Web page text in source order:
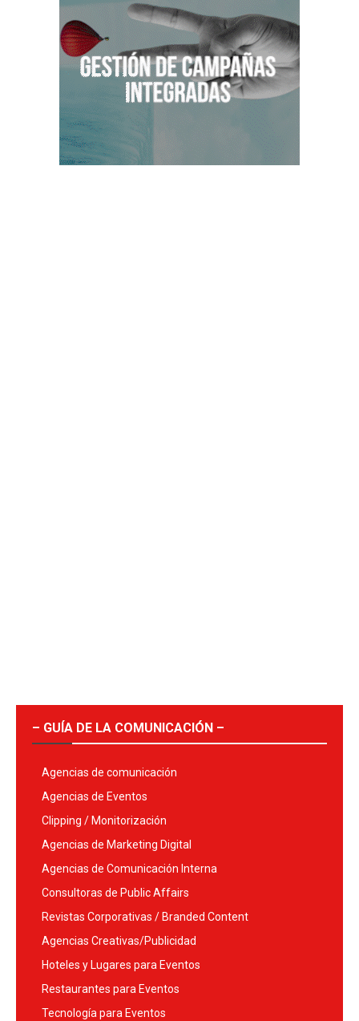
– GUÍA DE LA COMUNICACIÓN –
Agencias de comunicación
Agencias de Eventos
Clipping / Monitorización
Agencias de Marketing Digital
Agencias de Comunicación Interna
Consultoras de Public Affairs
Revistas Corporativas / Branded Content
Agencias Creativas/Publicidad
Hoteles y Lugares para Eventos
Restaurantes para Eventos
Tecnología para Eventos